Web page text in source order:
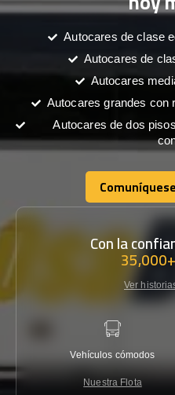
Autocares de clase
Autocares de
Autocares
Autocares grandes con
Autocares de dos
Con la
35,000+
Ver
Vehículos cómodos
Nuestra Flota